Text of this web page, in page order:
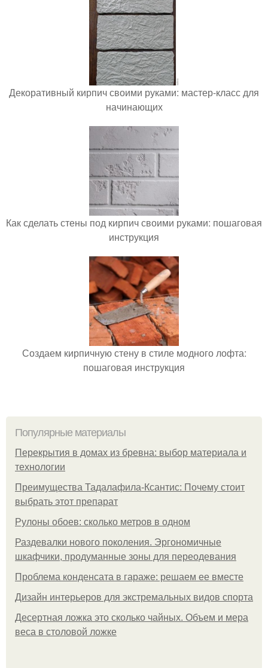
Декоративный кирпич своими руками: мастер-класс для
начинающих
Как сделать стены под кирпич своими руками: пошаговая
инструкция
Создаем кирпичную стену в стиле модного лофта:
пошаговая инструкция
Популярные материалы
Перекрытия в домах из бревна: выбор материала и
технологии
Преимущества Тадалафила-Ксантис: Почему стоит
выбрать этот препарат
Рулоны обоев: сколько метров в одном
Раздевалки нового поколения. Эргономичные
шкафчики, продуманные зоны для переодевания
Проблема конденсата в гараже: решаем ее вместе
Дизайн интерьеров для экстремальных видов спорта
Десертная ложка это сколько чайных. Объем и мера
веса в столовой ложке